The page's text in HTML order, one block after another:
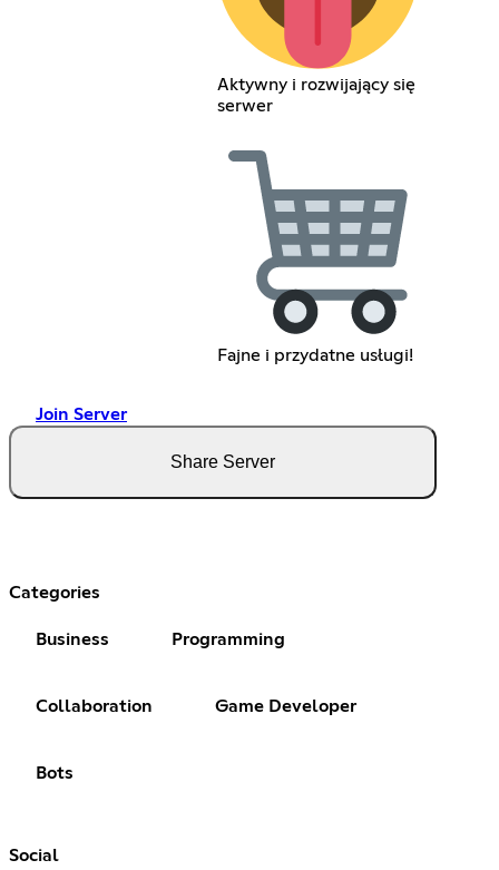
Aktywny i rozwijający się
serwer
Fajne i przydatne usługi!
Join Server
Share Server
Categories
Business Programming
Collaboration Game Developer
Bots
Social